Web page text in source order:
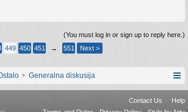
(You must log in or sign up to reply here.)
449 450 451 → 551 Next >
Generalna diskusija
Contact Us
Help